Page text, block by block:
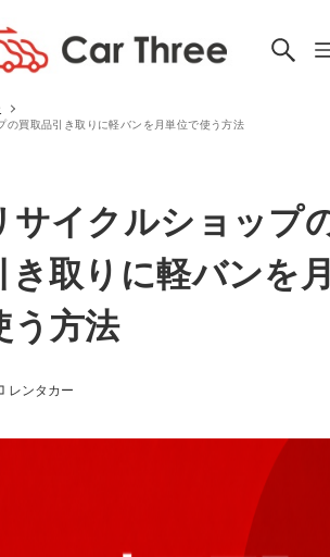
の買取品引き取りに軽バンを月単位で使う方法
サイクルショップ
き取りに軽バンを
う方法
レンタカー